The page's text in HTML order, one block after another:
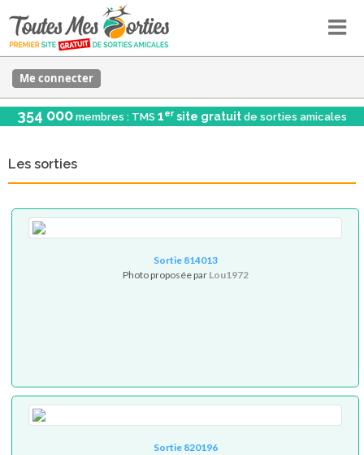
Me connecter
354 000 membres : TMS 1er site gratuit de sorties amicales
Les sorties
Sortie 814013
Photo proposée par Lou1972
Sortie 820196